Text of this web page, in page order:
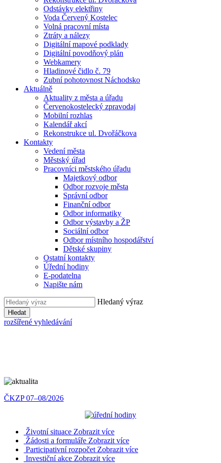
Odstávky elektřiny
Voda Červený Kostelec
Volná pracovní místa
Ztráty a nálezy
Digitální mapové podklady
Digitální povodňový plán
Webkamery
Hladinové čidlo č. 79
Zubní pohotovnost Náchodsko
Aktuálně
Aktuality z města a úřadu
Červenokostelecký zpravodaj
Mobilní rozhlas
Kalendář akcí
Rekonstrukce ul. Dvořáčkova
Kontakty
Vedení města
Městský úřad
Pracovníci městského úřadu
Majetkový odbor
Odbor rozvoje města
Správní odbor
Finanční odbor
Odbor informatiky
Odbor výstavby a ŽP
Sociální odbor
Odbor místního hospodářství
Dětské skupiny
Ostatní kontakty
Úřední hodiny
E-podatelna
Napište nám
Hledaný výraz
Hledat
rozšířené vyhledávání
ČKZP 07–08/2026
Životní situace Zobrazit více
Žádosti a formuláře Zobrazit více
Participativní rozpočet Zobrazit více
Investiční akce Zobrazit více